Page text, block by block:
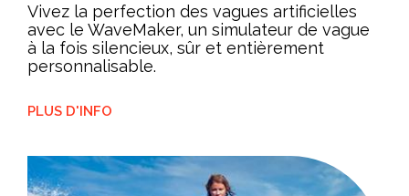
Vivez la perfection des vagues artificielles
avec le WaveMaker, un simulateur de vague
à la fois silencieux, sûr et entièrement
personnalisable.
PLUS D'INFO